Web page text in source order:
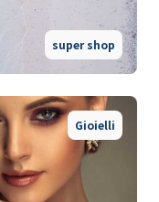
super shop
Gioielli